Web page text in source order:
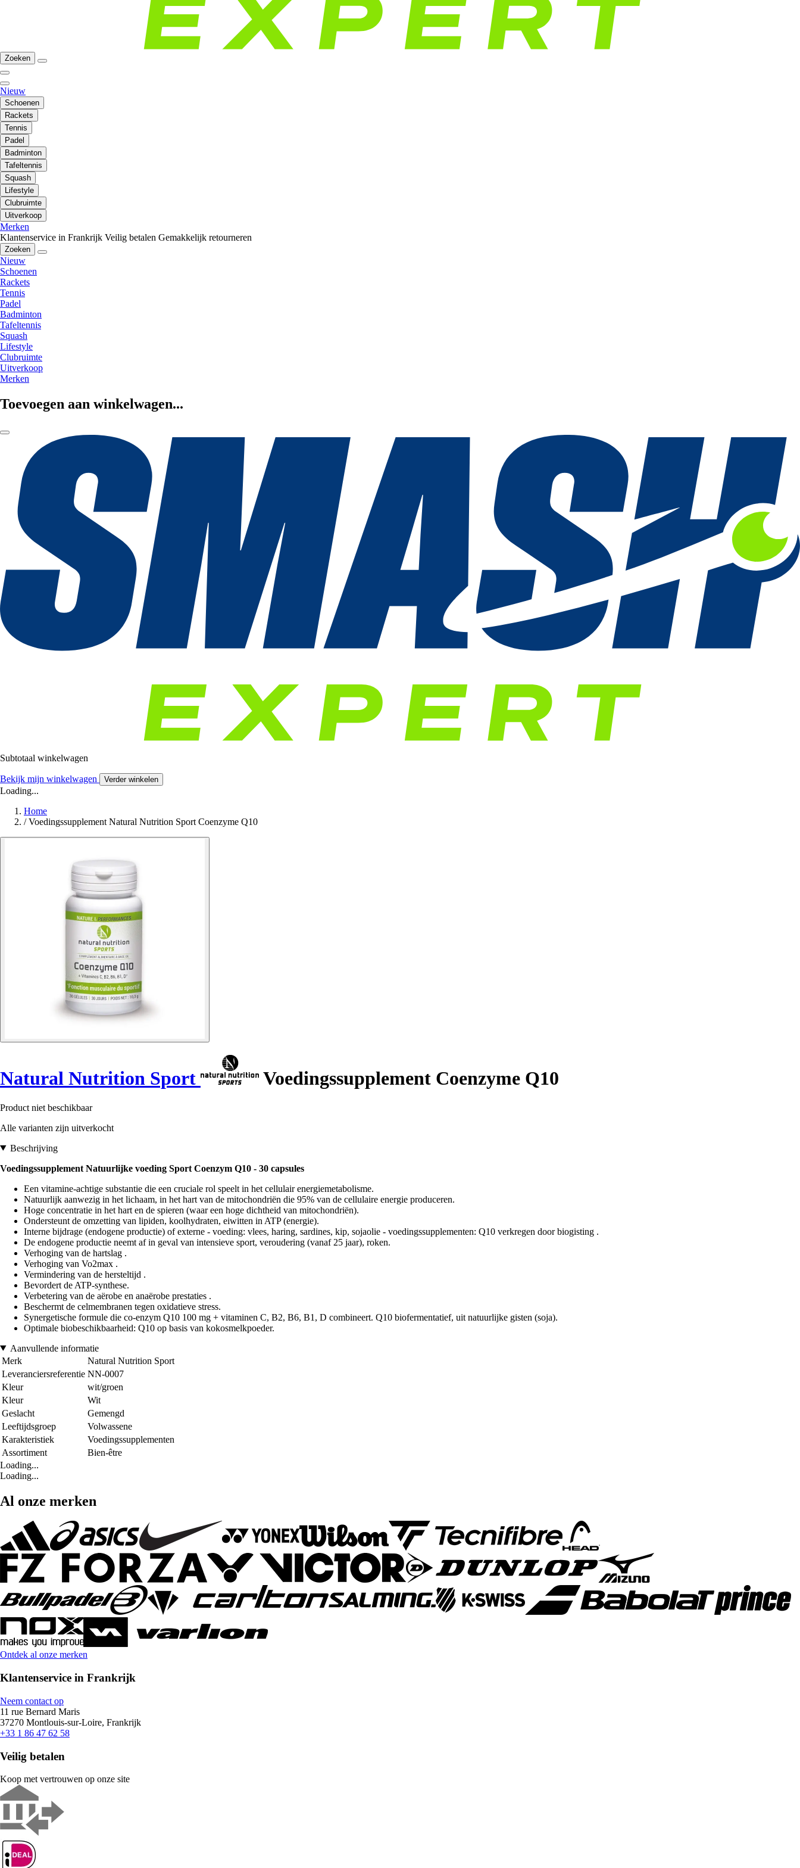
Zoeken
Nieuw
Schoenen
Rackets
Tennis
Padel
Badminton
Tafeltennis
Squash
Lifestyle
Clubruimte
Uitverkoop
Merken
Klantenservice in Frankrijk Veilig betalen Gemakkelijk retourneren
Zoeken
Nieuw
Schoenen
Rackets
Tennis
Padel
Badminton
Tafeltennis
Squash
Lifestyle
Clubruimte
Uitverkoop
Merken
Toevoegen aan winkelwagen...
Subtotaal winkelwagen
Bekijk mijn winkelwagen Verder winkelen
Loading...
Home
/ Voedingssupplement Natural Nutrition Sport Coenzyme Q10
Natural Nutrition Sport Voedingssupplement Coenzyme Q10
Product niet beschikbaar
Alle varianten zijn uitverkocht
Beschrijving
Voedingssupplement Natuurlijke voeding Sport Coenzym Q10 - 30 capsules
Een vitamine-achtige substantie die een cruciale rol speelt in het cellulair energiemetabolisme.
Natuurlijk aanwezig in het lichaam, in het hart van de mitochondriën die 95% van de cellulaire energie produceren.
Hoge concentratie in het hart en de spieren (waar een hoge dichtheid van mitochondriën).
Ondersteunt de omzetting van lipiden, koolhydraten, eiwitten in ATP (energie).
Interne bijdrage (endogene productie) of externe - voeding: vlees, haring, sardines, kip, sojaolie - voedingssupplementen: Q10 verkregen door biogisting .
De endogene productie neemt af in geval van intensieve sport, veroudering (vanaf 25 jaar), roken.
Verhoging van de hartslag .
Verhoging van Vo2max .
Vermindering van de hersteltijd .
Bevordert de ATP-synthese.
Verbetering van de aërobe en anaërobe prestaties .
Beschermt de celmembranen tegen oxidatieve stress.
Synergetische formule die co-enzym Q10 100 mg + vitaminen C, B2, B6, B1, D combineert. Q10 biofermentatief, uit natuurlijke gisten (soja).
Optimale biobeschikbaarheid: Q10 op basis van kokosmelkpoeder.
Aanvullende informatie
Merk
Natural Nutrition Sport
Leveranciersreferentie NN-0007
Kleur
wit/groen
Kleur
Wit
Geslacht
Gemengd
Leeftijdsgroep
Volwassene
Karakteristiek
Voedingssupplementen
Assortiment
Bien-être
Loading...
Loading...
Al onze merken
Ontdek al onze merken
Klantenservice in Frankrijk
Neem contact op
11 rue Bernard Maris
37270 Montlouis-sur-Loire, Frankrijk
+33 1 86 47 62 58
Veilig betalen
Koop met vertrouwen op onze site